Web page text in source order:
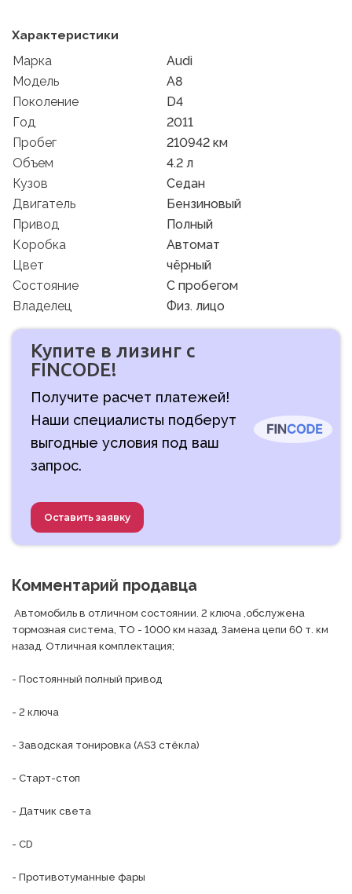
Характеристики
Марка
Audi
Модель
A8
Поколение
D4
Год
2011
Пробег
210942 км
Объем
4.2 л
Кузов
Седан
Двигатель
Бензиновый
Привод
Полный
Коробка
Автомат
Цвет
чёрный
Состояние
C пробегом
Владелец
Физ. лицо
Купите в лизинг с
FINCODE!
Получите расчет платежей!
Наши специалисты подберут
выгодные условия под ваш
запрос.
Оставить заявку
Комментарий продавца
тормозная система, ТО - 1000 км назад. Замена цепи 60 т. км
назад. Отличная комплектация;
- Постоянный полный привод
- 2 ключа
- Заводская тонировка (AS3 стёкла)
- Старт-стоп
- Датчик света
- CD
- Противотуманные фары